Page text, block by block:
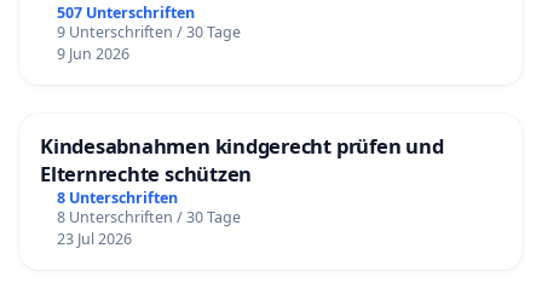
507 Unterschriften
9 Unterschriften / 30 Tage
9 Jun 2026
Kindesabnahmen kindgerecht prüfen und
Elternrechte schützen
8 Unterschriften
8 Unterschriften / 30 Tage
23 Jul 2026